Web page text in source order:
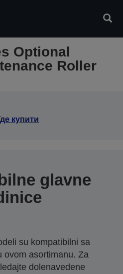
Optional
Roller
купити
glavne
su kompatibilni sa
ovom asortimanu. Za
dolenavedene